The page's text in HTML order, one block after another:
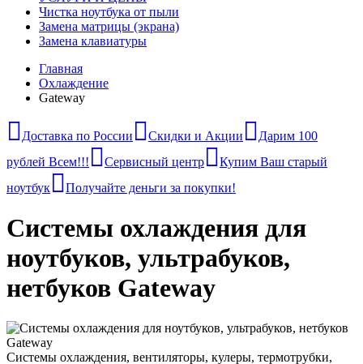
Чистка ноутбука от пыли
Замена матрицы (экрана)
Замена клавиатуры
Главная
Охлаждение
Gateway
Доставка по России Скидки и Акции
Дарим 100
рублей Всем!!!
Сервисный центр
Купим Ваш старый
ноутбук
Получайте деньги за покупки!
Системы охлаждения для
ноутбуков, ультрабуков,
нетбуков Gateway
Системы охлаждения, вентиляторы, кулеры, термотрубки,